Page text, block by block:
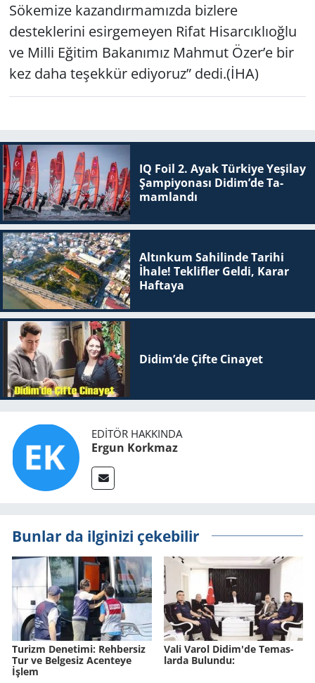
Sökemize kazandırmamızda bizlere
desteklerini esirgemeyen Rifat Hisarcıklıoğlu
ve Milli Eğitim Bakanımız Mahmut Özer’e bir
kez daha teşekkür ediyoruz” dedi.(İHA)
IQ Foil 2. Ayak Tür­ki­ye Ye­şi­lay
Şam­pi­yo­na­sı Didim’de Ta­
mam­lan­dı
Altınkum Sahilinde Tarihi
İhale! Teklifler Geldi, Karar
Haftaya
Didim’de Çifte Ci­na­yet
EDITÖR HAKKINDA
Ergun Korkmaz
Bunlar da ilginizi çekebilir
Tu­rizm De­ne­ti­mi: Reh­ber­siz
Tur ve Bel­ge­siz Acen­te­ye
İşlem
Vali Varol Didim'de Te­mas­
lar­da Bu­lun­du: